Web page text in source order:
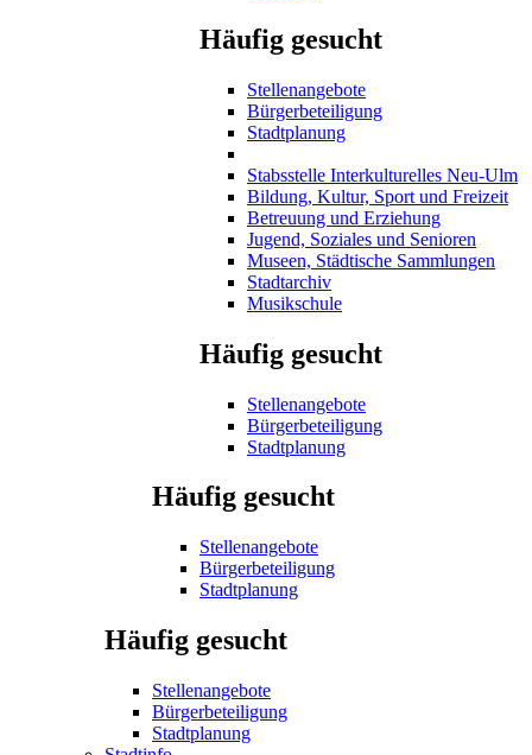
Häufig gesucht
Stellenangebote
Bürgerbeteiligung
Stadtplanung
Stabsstelle Interkulturelles Neu-Ulm
Bildung, Kultur, Sport und Freizeit
Betreuung und Erziehung
Jugend, Soziales und Senioren
Museen, Städtische Sammlungen
Stadtarchiv
Musikschule
Häufig gesucht
Stellenangebote
Bürgerbeteiligung
Stadtplanung
Häufig gesucht
Stellenangebote
Bürgerbeteiligung
Stadtplanung
Häufig gesucht
Stellenangebote
Bürgerbeteiligung
Stadtplanung